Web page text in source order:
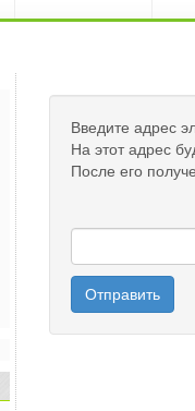
Введите адрес
На этот адрес
После его
Отправить